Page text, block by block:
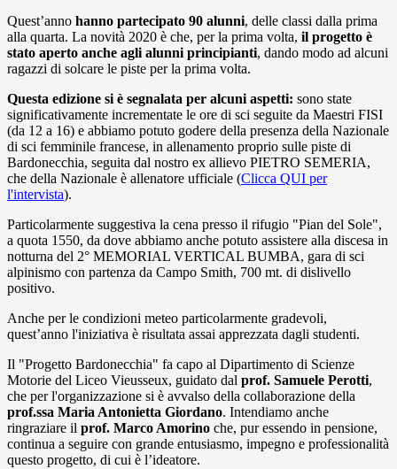
Quest’anno hanno partecipato 90 alunni, delle classi dalla prima
alla quarta. La novità 2020 è che, per la prima volta, il progetto è
stato aperto anche agli alunni principianti, dando modo ad alcuni
ragazzi di solcare le piste per la prima volta.
Questa edizione si è segnalata per alcuni aspetti: sono state
significativamente incrementate le ore di sci seguite da Maestri FISI
(da 12 a 16) e abbiamo potuto godere della presenza della Nazionale
di sci femminile francese, in allenamento proprio sulle piste di
Bardonecchia, seguita dal nostro ex allievo PIETRO SEMERIA,
che della Nazionale è allenatore ufficiale (Clicca QUI per
l'intervista).
Particolarmente suggestiva la cena presso il rifugio "Pian del Sole",
a quota 1550, da dove abbiamo anche potuto assistere alla discesa in
notturna del 2° MEMORIAL VERTICAL BUMBA, gara di sci
alpinismo con partenza da Campo Smith, 700 mt. di dislivello
positivo.
Anche per le condizioni meteo particolarmente gradevoli,
quest’anno l'iniziativa è risultata assai apprezzata dagli studenti.
Il "Progetto Bardonecchia" fa capo al Dipartimento di Scienze
Motorie del Liceo Vieusseux, guidato dal prof. Samuele Perotti,
che per l'organizzazione si è avvalso della collaborazione della
prof.ssa Maria Antonietta Giordano. Intendiamo anche
ringraziare il prof. Marco Amorino che, pur essendo in pensione,
continua a seguire con grande entusiasmo, impegno e professionalità
questo progetto, di cui è l’ideatore.